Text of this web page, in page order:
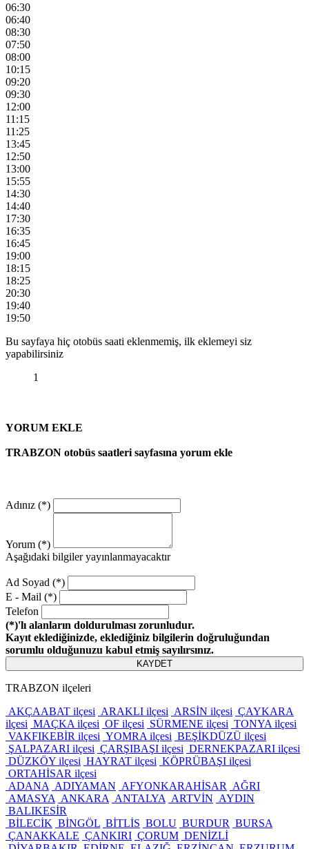
06:30
06:40
08:30
07:50
08:00
10:15
09:20
09:30
12:00
11:15
11:25
13:45
12:50
13:00
15:55
14:30
14:40
17:30
16:35
16:45
19:00
18:15
18:25
20:30
19:40
19:50
Bu sayfaya hiç otobüs saati eklenmemiş, ilk eklemeyi siz
yapabilirsiniz
1
YORUM EKLE
TRABZON otobüs saatleri sayfasına yorum ekle
Adınız (*)
Yorum (*)
Aşağıdaki bilgiler yayınlanmayacaktır
Ad Soyad (*)
E - Mail (*)
Telefon
(*)'lı alanların doldurulması zorunludur.
Kayıt eklediğinizde, eklediğiniz bilgilerin doğruluğundan
sorumlu olduğunuzu kabul etmiş sayılırsınız.
KAYDET
TRABZON ilçeleri
AKÇAABAT ilçesi ARAKLI ilçesi ARSİN ilçesi ÇAYKARA
ilçesi MAÇKA ilçesi OF ilçesi SÜRMENE ilçesi TONYA ilçesi
VAKFIKEBİR ilçesi YOMRA ilçesi BEŞİKDÜZÜ ilçesi
ŞALPAZARI ilçesi ÇARŞIBAŞI ilçesi DERNEKPAZARI ilçesi
DÜZKÖY ilçesi HAYRAT ilçesi KÖPRÜBAŞI ilçesi
ORTAHİSAR ilçesi
ADANA ADIYAMAN AFYONKARAHİSAR
AĞRI
AMASYA ANKARA ANTALYA ARTVİN AYDIN
BALIKESİR
BİLECİK BİNGÖL BİTLİS BOLU BURDUR BURSA
ÇANAKKALE ÇANKIRI ÇORUM DENİZLİ